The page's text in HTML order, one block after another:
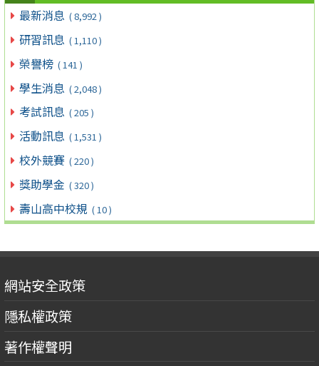
最新消息 ( 8,992 )
研習訊息 ( 1,110 )
榮譽榜 ( 141 )
學生消息 ( 2,048 )
考試訊息 ( 205 )
活動訊息 ( 1,531 )
校外競賽 ( 220 )
獎助學金 ( 320 )
壽山高中校規 ( 10 )
網站安全政策
隱私權政策
著作權聲明